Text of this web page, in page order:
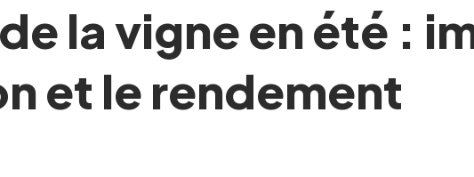
la vigne en été :
et le rendement